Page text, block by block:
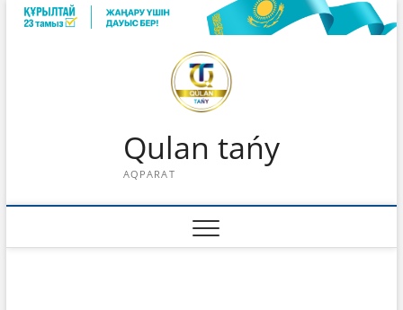
Skip
Qulan tańy
AQPARAT